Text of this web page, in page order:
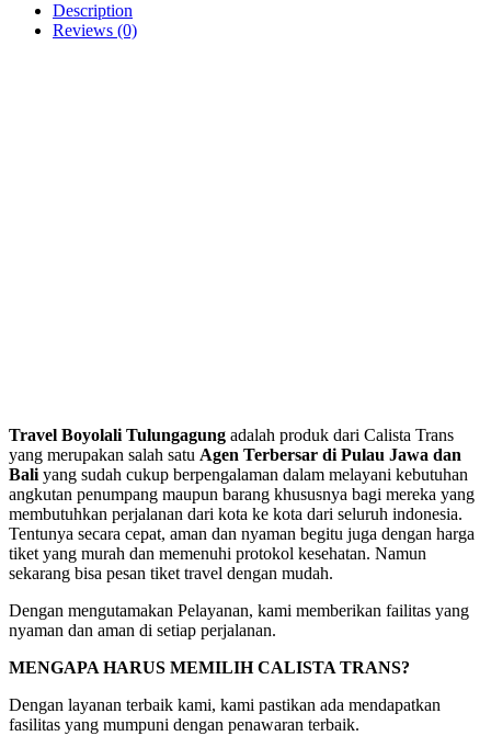
Description
Reviews (0)
Travel Boyolali Tulungagung adalah produk dari Calista Trans
yang merupakan salah satu Agen Terbersar di Pulau Jawa dan
Baliyang sudah cukup berpengalaman dalam melayani kebutuhan
angkutan penumpang maupun barang khususnya bagi mereka yang
membutuhkan perjalanan dari kota ke kota dari seluruh indonesia.
Tentunya secara cepat, aman dan nyaman begitu juga dengan harga
tiket yang murah dan memenuhi protokol kesehatan. Namun
sekarang bisa pesan tiket travel dengan mudah.
Dengan mengutamakan Pelayanan, kami memberikan failitas yang
nyaman dan aman di setiap perjalanan.
MENGAPA HARUS MEMILIH CALISTA TRANS?
Dengan layanan terbaik kami, kami pastikan ada mendapatkan
fasilitas yang mumpuni dengan penawaran terbaik.